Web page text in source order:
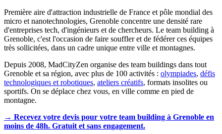
Première aire d'attraction industrielle de France et pôle mondial des
micro et nanotechnologies, Grenoble concentre une densité rare
d'entreprises tech, d'ingénieurs et de chercheurs. Le team building à
Grenoble, c'est l'occasion de faire souffler et de fédérer ces équipes
très sollicitées, dans un cadre unique entre ville et montagnes.
Depuis 2008, MadCityZen organise des team buildings dans tout
Grenoble et sa région, avec plus de 100 activités : olympiades, défis
technologiques et robotiques, ateliers créatifs, formats insolites ou
sportifs. On se déplace chez vous, en ville comme en pied de
montagne.
→ Recevez votre devis pour votre team building à Grenoble en
moins de 48h. Gratuit et sans engagement.